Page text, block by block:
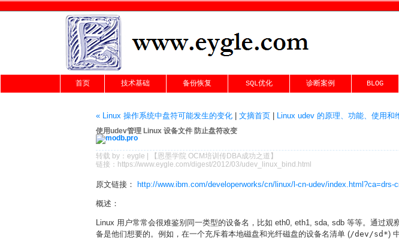
首页 技术基础 备份恢复 SQL优化 诊断案例 BLOG
« Linux 操作系统中盘符可能发生的变化 文摘首页 Linux udev 的原理、功能、使用和
使用udev管理 Linux 设备文件 防止盘符改变
转载 by： eygle | 【 恩墨学院 OCM培训传DBA成功之道】
链接： https://www.eygle.com/digest/2012/03/udev_linux_bind.html
原文链接： http://www.ibm.com/developerworks/cn/linux/l-cn-udev/index.html?ca=drs-
概述：
Linux 用户常常会很难鉴别同一类型的设备名，比如 eth0, eth1, sda, sdb 等等。通过
备是他们想要的。例如，在一个充斥着本地磁盘和光纤磁盘的设备名清单 (/dev/sd*)